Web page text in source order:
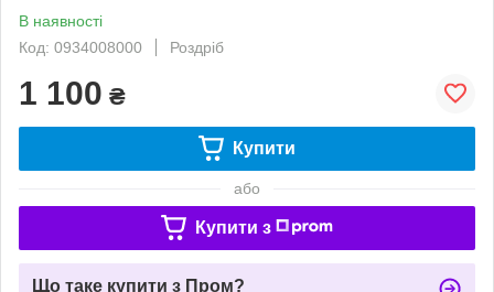
В наявності
Код: 0934008000
Роздріб
1 100 ₴
Купити
або
Купити з
Що таке купити з Пром?